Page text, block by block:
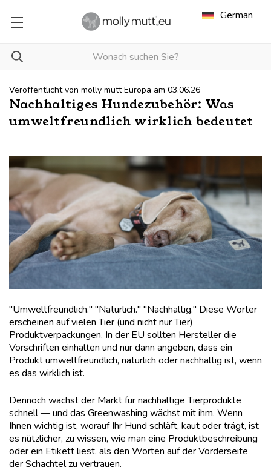
Veröffentlicht von molly mutt Europa am 03.06.26
Nachhaltiges Hundezubehör: Was
umweltfreundlich wirklich bedeutet
"Umweltfreundlich." "Natürlich." "Nachhaltig." Diese Wörter
erscheinen auf vielen Tier (und nicht nur Tier)
Produktverpackungen. In der EU sollten Hersteller die
Vorschriften einhalten und nur dann angeben, dass ein
Produkt umweltfreundlich, natürlich oder nachhaltig ist, wenn
es das wirklich ist.
Dennoch wächst der Markt für nachhaltige Tierprodukte
schnell — und das Greenwashing wächst mit ihm. Wenn
Ihnen wichtig ist, worauf Ihr Hund schläft, kaut oder trägt, ist
es nützlicher, zu wissen, wie man eine Produktbeschreibung
oder ein Etikett liest, als den Worten auf der Vorderseite
der Schachtel zu vertrauen.
German